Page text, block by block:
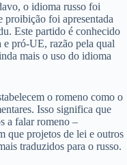
o idioma russo foi
proibição foi apresentada
Este partido é conhecido
e pró-UE, razão pela qual
mais o uso do idioma
o romeno como o
Isso significa que
a falar romeno –
que projetos de lei e outros
traduzidos para o russo.